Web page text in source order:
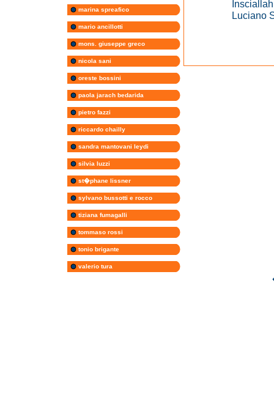
marina spreafico
mario ancillotti
mons. giuseppe greco
nicola sani
oreste bossini
paola jarach bedarida
pietro fazzi
riccardo chailly
sandra mantovani leydi
silvia luzzi
st�phane lissner
sylvano bussotti e rocco
tiziana fumagalli
tommaso rossi
tonio brigante
valerio tura
Luciano